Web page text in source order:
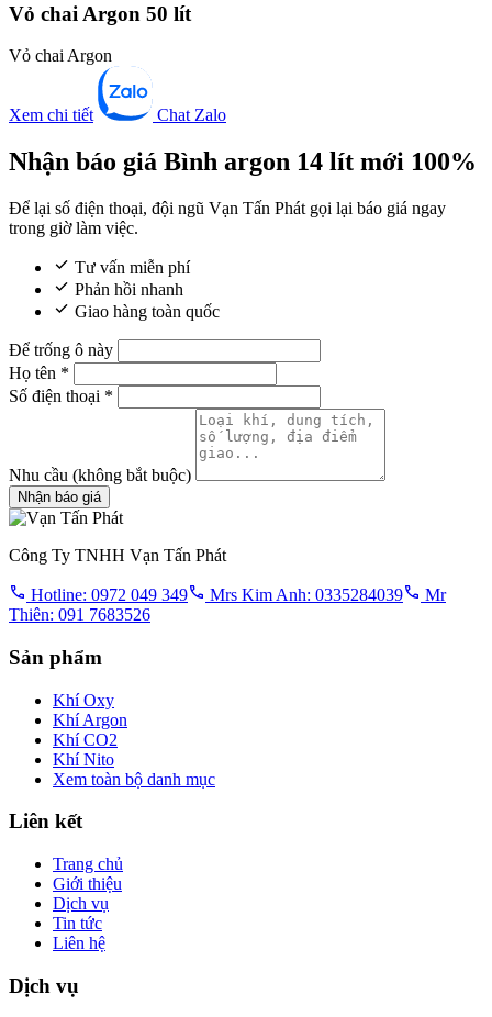
Vỏ chai Argon 50 lít
Vỏ chai Argon
Xem chi tiết Chat Zalo
Nhận báo giá Bình argon 14 lít mới 100%
Để lại số điện thoại, đội ngũ Vạn Tấn Phát gọi lại báo giá ngay
trong giờ làm việc.
Tư vấn miễn phí
Phản hồi nhanh
Giao hàng toàn quốc
Để trống ô này
Họ tên *
Số điện thoại *
Nhu cầu (không bắt buộc)
Nhận báo giá
Công Ty TNHH Vạn Tấn Phát
Hotline: 0972 049 349 Mrs Kim Anh: 0335284039
Mr
Thiên: 091 7683526
Sản phẩm
Khí Oxy
Khí Argon
Khí CO2
Khí Nito
Xem toàn bộ danh mục
Liên kết
Trang chủ
Giới thiệu
Dịch vụ
Tin tức
Liên hệ
Dịch vụ